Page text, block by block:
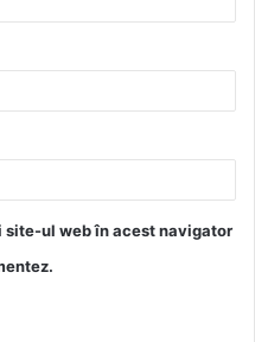
ul web în acest navigator